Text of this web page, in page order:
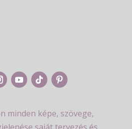
minden képe, szövege,